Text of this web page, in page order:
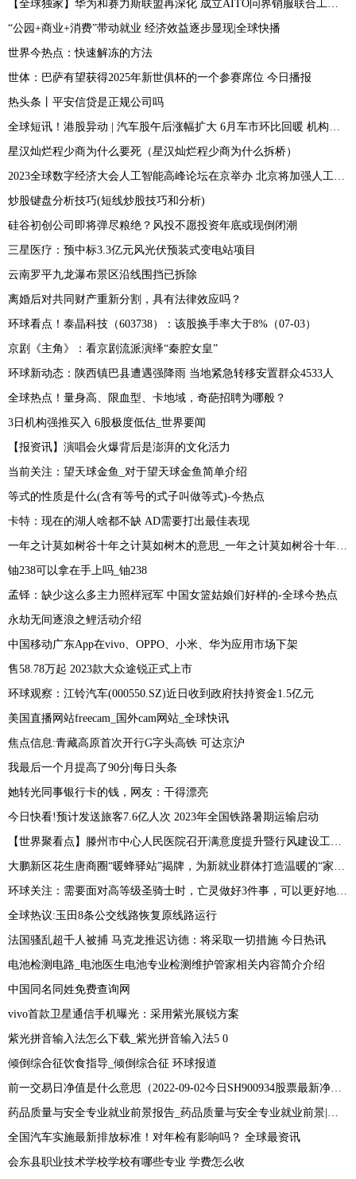
【全球独家】华为和赛力斯联盟再深化 成立AITO问界销服联合工作组
“公园+商业+消费”带动就业 经济效益逐步显现|全球快播
世界今热点：快速解冻的方法
世体：巴萨有望获得2025年新世俱杯的一个参赛席位 今日播报
热头条丨平安信贷是正规公司吗
全球短讯！港股异动 | 汽车股午后涨幅扩大 6月车市环比回暖 机构看好新能源车对传统燃油汽车加速替代
星汉灿烂程少商为什么要死（星汉灿烂程少商为什么拆桥）
2023全球数字经济大会人工智能高峰论坛在京举办 北京将加强人工智能政策创新和标准引领-当前短讯
炒股键盘分析技巧(短线炒股技巧和分析)
硅谷初创公司即将弹尽粮绝？风投不愿投资年底或现倒闭潮
三星医疗：预中标3.3亿元风光伏预装式变电站项目
云南罗平九龙瀑布景区沿线围挡已拆除
离婚后对共同财产重新分割，具有法律效应吗？
环球看点！泰晶科技（603738）：该股换手率大于8%（07-03）
京剧《主角》：看京剧流派演绎“秦腔女皇”
环球新动态：陕西镇巴县遭遇强降雨 当地紧急转移安置群众4533人
全球热点！量身高、限血型、卡地域，奇葩招聘为哪般？
3日机构强推买入 6股极度低估_世界要闻
【报资讯】演唱会火爆背后是澎湃的文化活力
当前关注：望天球金鱼_对于望天球金鱼简单介绍
等式的性质是什么(含有等号的式子叫做等式)-今热点
卡特：现在的湖人啥都不缺 AD需要打出最佳表现
一年之计莫如树谷十年之计莫如树木的意思_一年之计莫如树谷十年之计终身之计
铀238可以拿在手上吗_铀238
孟铎：缺少这么多主力照样冠军 中国女篮姑娘们好样的-全球今热点
永劫无间逐浪之鲤活动介绍
中国移动广东App在vivo、OPPO、小米、华为应用市场下架
售58.78万起 2023款大众途锐正式上市
环球观察：江铃汽车(000550.SZ)近日收到政府扶持资金1.5亿元
美国直播网站freecam_国外cam网站_全球快讯
焦点信息:青藏高原首次开行G字头高铁 可达京沪
我最后一个月提高了90分|每日头条
她转光同事银行卡的钱，网友：干得漂亮
今日快看!预计发送旅客7.6亿人次 2023年全国铁路暑期运输启动
【世界聚看点】滕州市中心人民医院召开满意度提升暨行风建设工作会议
大鹏新区花生唐商圈“暖蜂驿站”揭牌，为新就业群体打造温暖的“家”_焦点讯息
环球关注：需要面对高等级圣骑士时，亡灵做好3件事，可以更好地保护侍僧
全球热议:玉田8条公交线路恢复原线路运行
法国骚乱超千人被捕 马克龙推迟访德：将采取一切措施 今日热讯
电池检测电路_电池医生电池专业检测维护管家相关内容简介介绍
中国同名同姓免费查询网
vivo首款卫星通信手机曝光：采用紫光展锐方案
紫光拼音输入法怎么下载_紫光拼音输入法5 0
倾倒综合征饮食指导_倾倒综合征 环球报道
前一交易日净值是什么意思（2022-09-02今日SH900934股票最新净值和交易情况） 当前热门
药品质量与安全专业就业前景报告_药品质量与安全专业就业前景|世界短讯
全国汽车实施最新排放标准！对年检有影响吗？ 全球最资讯
会东县职业技术学校学校有哪些专业 学费怎么收